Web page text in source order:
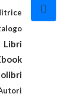
Libri